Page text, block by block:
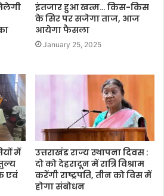
इंतजार हुआ खत्म… किस-किस
के सिर पर सजेगा ताज, आज
आयेगा फैसला
January 25, 2025
में
एवं
उत्तराखंड राज्य स्थापना दिवस :
दो को देहरादून में रात्रि विश्राम
करेंगी राष्ट्रपति, तीन को विस में
होगा संबोधन